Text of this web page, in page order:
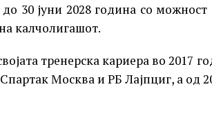
30 јуни 2028 година со
калчолигашот.
тренерска кариера во 2017
Москва и РБ Лајпциг, а од